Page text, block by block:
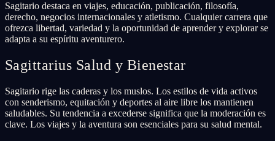
Sagitario destaca en viajes, educación, publicación, filosofía,
derecho, negocios internacionales y atletismo. Cualquier carrera que
ofrezca libertad, variedad y la oportunidad de aprender y explorar se
adapta a su espíritu aventurero.
Sagittarius Salud y Bienestar
Sagitario rige las caderas y los muslos. Los estilos de vida activos
con senderismo, equitación y deportes al aire libre los mantienen
saludables. Su tendencia a excederse significa que la moderación es
clave. Los viajes y la aventura son esenciales para su salud mental.